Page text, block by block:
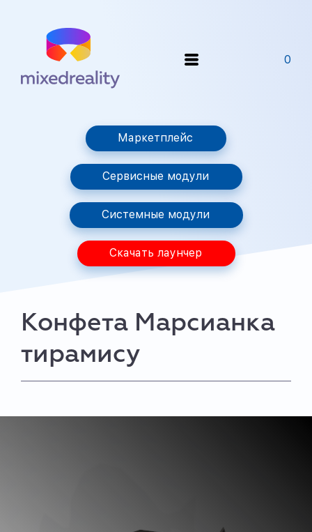
0
Маркетплейс
Сервисные модули
Системные модули
Скачать лаунчер
Конфета Марсианка
тирамису